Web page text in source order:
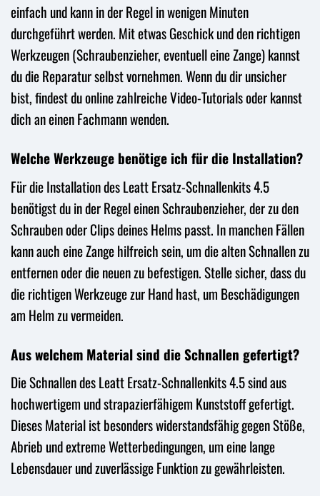
einfach und kann in der Regel in wenigen Minuten
durchgeführt werden. Mit etwas Geschick und den richtigen
Werkzeugen (Schraubenzieher, eventuell eine Zange) kannst
du die Reparatur selbst vornehmen. Wenn du dir unsicher
bist, findest du online zahlreiche Video-Tutorials oder kannst
dich an einen Fachmann wenden.
Welche Werkzeuge benötige ich für die Installation?
Für die Installation des Leatt Ersatz-Schnallenkits 4.5
benötigst du in der Regel einen Schraubenzieher, der zu den
Schrauben oder Clips deines Helms passt. In manchen Fällen
kann auch eine Zange hilfreich sein, um die alten Schnallen zu
entfernen oder die neuen zu befestigen. Stelle sicher, dass du
die richtigen Werkzeuge zur Hand hast, um Beschädigungen
am Helm zu vermeiden.
Aus welchem Material sind die Schnallen gefertigt?
Die Schnallen des Leatt Ersatz-Schnallenkits 4.5 sind aus
hochwertigem und strapazierfähigem Kunststoff gefertigt.
Dieses Material ist besonders widerstandsfähig gegen Stöße,
Abrieb und extreme Wetterbedingungen, um eine lange
Lebensdauer und zuverlässige Funktion zu gewährleisten.